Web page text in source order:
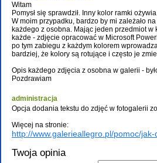
Mamy nadzieję, że korzystanie z serwisu
więcej korzyści w postaci nowych klientów
Witam
Pomysł się sprawdził. Inny kolor ramki
W moim przypadku, bardzo by mi zależało
każdego z osobna. Mając jeden przedmiot
każde - zdjęcie opracować w Microsoft
po tym zabiegu z każdym kolorem
bardziej, że kolory są rotujące i często je
Opis każdego zdjęcia z osobna w galerii -
Pozdrawiam
administracja
Opcja dodania tekstu do zdjęć w fotogalerii
Więcej na stronie:
http://www.galerieallegro.pl/pomoc/
Twoja opinia